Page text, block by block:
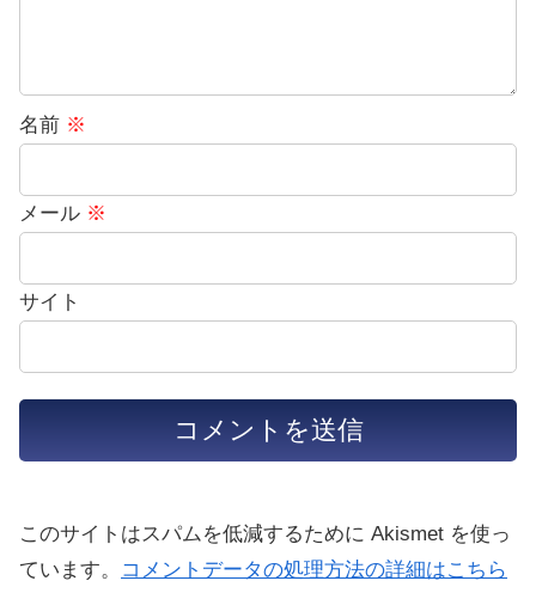
名前 ※
メール ※
サイト
このサイトはスパムを低減するために Akismet を使っ
ています。
コメントデータの処理方法の詳細はこちら